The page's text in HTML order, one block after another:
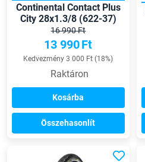
Continental Contact Plus
City 28x1.3/8 (622-37)
külső gumi
16 990 Ft
13 990Ft
Kedvezmény 3 000 Ft (18%)
Raktáron
Kosárba
Összehasonlít